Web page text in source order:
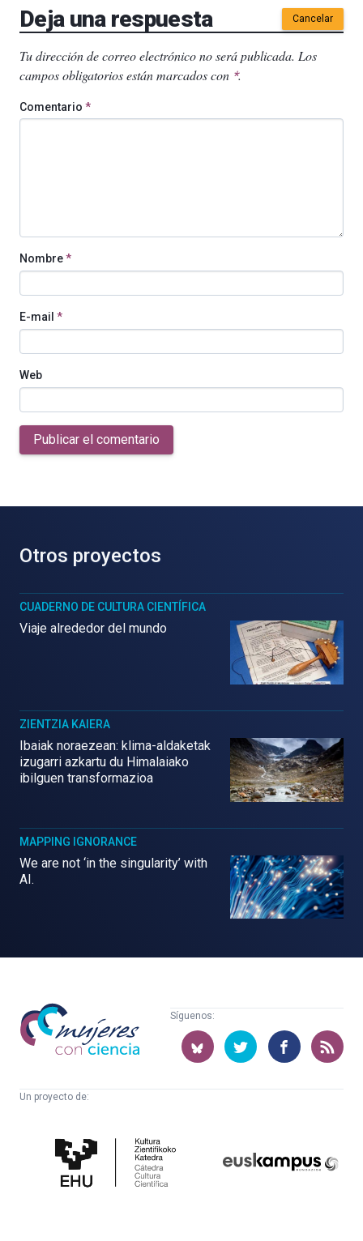
Deja una respuesta Cancelar
Tu dirección de correo electrónico no será publicada. Los
campos obligatorios están marcados con *.
Comentario *
Nombre*
E-mail *
Web
Publicar el comentario
Otros proyectos
CUADERNO DE CULTURA CIENTÍFICA
Viaje alrededor del mundo
ZIENTZIA KAIERA
Ibaiak noraezean: klima-aldaketak
izugarri azkartu du Himalaiako
ibilguen transformazioa
MAPPING IGNORANCE
We are not ‘in the singularity’ with
AI.
Mujeres
con
ciencia
Síguenos:
Un proyecto de:
Cultura
Científica